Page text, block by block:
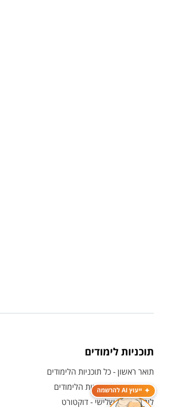
ייעוץ AI להרשמה
תוכניות לימודים
תואר ראשון - כל תוכניות הלימודים
תואר שני - כל תוכניות הלימודים
לימודי תואר שלישי - דוקטורט